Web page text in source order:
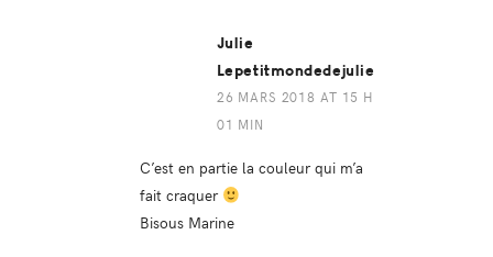
Julie
Lepetitmondedejulie
26 MARS 2018 AT 15 H
01 MIN
C’est en partie la couleur qui m’a
fait craquer
Bisous Marine